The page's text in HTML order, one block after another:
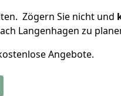
Zögern Sie nicht und
Langenhagen zu
Angebote.